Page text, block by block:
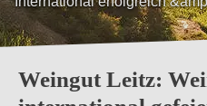
Weingut Leitz: